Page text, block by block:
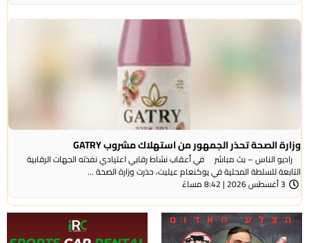
وزارة الصحة تحذر الجمهور من استهلاك مشروب GATRY
راديو الناس – بث مباشر في أعقاب نشاط رقابي اعتيادي نفذته الجهات الرقابية
التابعة للسلطة المحلية في يوكنعام عيليت، حذرت وزارة الصحة ...
3 أغسطس 2026 | 8:42 مساءً